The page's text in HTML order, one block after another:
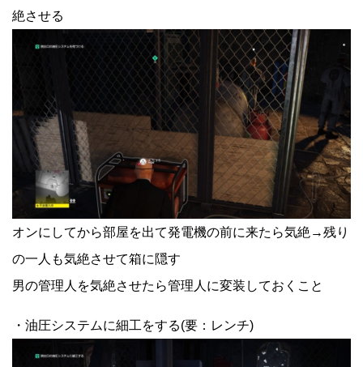
絶させる
オンにしてから部屋を出て発電機の前に来たら気絶→残り
の一人も気絶させて箱に隠す
男の管理人を気絶させたら管理人に変装しておくこと
・油圧システムに細工をする(要：レンチ)